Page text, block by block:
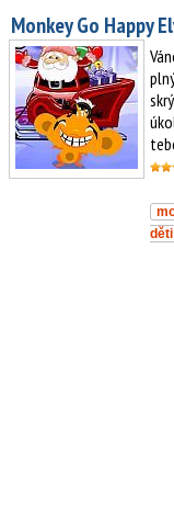
Monkey Go Happy
děti